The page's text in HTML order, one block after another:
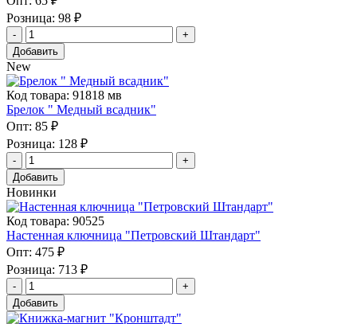
Розница: 98 ₽
Добавить
New
Код товара: 91818 мв
Брелок " Медный всадник"
Опт: 85 ₽
Розница: 128 ₽
Добавить
Новинки
Код товара: 90525
Настенная ключница "Петровский Штандарт"
Опт: 475 ₽
Розница: 713 ₽
Добавить